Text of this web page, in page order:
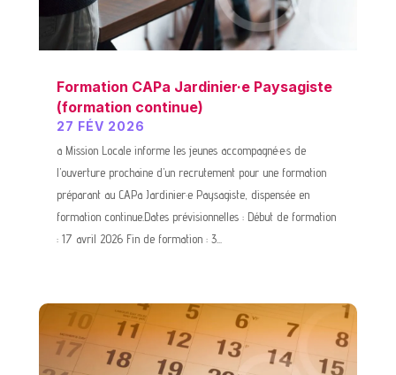
Formation CAPa Jardinier·e Paysagiste
(formation continue)
27 FÉV 2026
a Mission Locale informe les jeunes accompagné·e·s de
l’ouverture prochaine d’un recrutement pour une formation
préparant au CAPa Jardinier·e Paysagiste, dispensée en
formation continue.Dates prévisionnelles : Début de formation
: 17 avril 2026 Fin de formation : 3...